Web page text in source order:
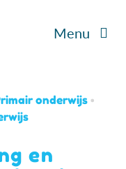
Menu
onderwijs•
en